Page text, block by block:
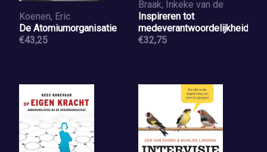
Koenen, Eric
De Atomiumorganisatie
€43,25
Braak, Inkeke van de
Inspireren tot
medeverantwoordelijkheid
€32,75